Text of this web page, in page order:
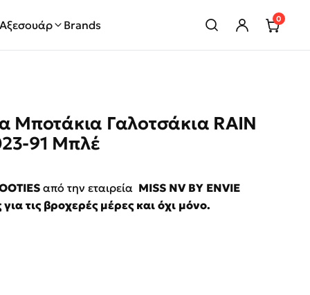
Αξεσουάρ Brands 0
Μποτάκια Γαλοτσάκια RAIN
91 Μπλέ
was: €39.00.
από την εταιρεία MISS NV BY ENVIE
για τιςβροχερές μέρες και όχιμόνο.